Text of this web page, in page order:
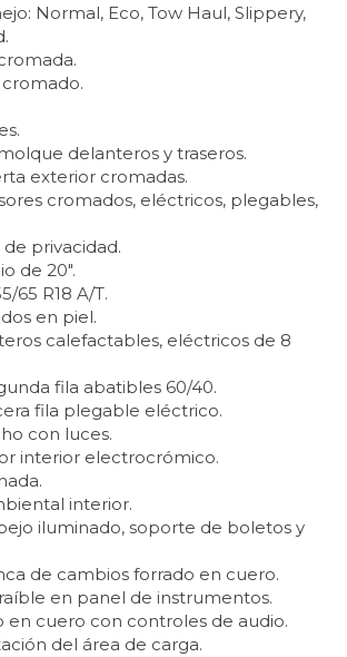
Normal, Eco, Tow Haul, Slippery,
cromado.
delanteros y traseros.
exterior cromadas.
cromados, eléctricos, plegables,
de privacidad.
de 20″.
65 R18 A/T.
en piel.
calefactables, eléctricos de 8
fila abatibles 60/40.
fila plegable eléctrico.
con luces.
interior electrocrómico.
interior.
iluminado, soporte de boletos y
de cambios forrado en cuero.
en panel de instrumentos.
en cuero con controles de audio.
del área de carga.